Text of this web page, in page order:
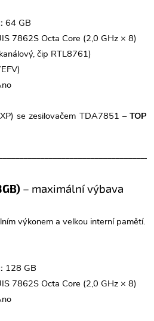
64 GB
7862S Octa Core (2,0 GHz × 8)
čip RTL8761)
se zesilovačem TDA7851 – TOP
– maximální výbava
výkonem a velkou interní pamětí.
128 GB
7862S Octa Core (2,0 GHz × 8)